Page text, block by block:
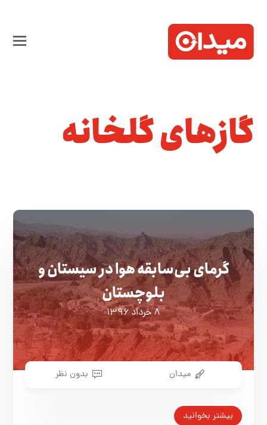
گازهای گلخانه
گرمای بی‌سابقه هوا در سیستان و
بلوچستان
۸ خرداد ۱۳۹۶
میدان بدون نظر
بیشتر بخوانید